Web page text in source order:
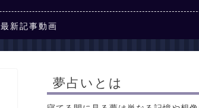
最新記事動画
夢占いとは